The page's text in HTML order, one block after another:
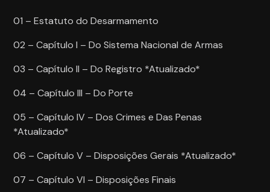
01 – Estatuto do Desarmamento
02 – Capítulo I – Do Sistema Nacional de Armas
03 – Capítulo II – Do Registro *Atualizado*
04 – Capítulo III – Do Porte
05 – Capítulo IV – Dos Crimes e Das Penas
*Atualizado*
06 – Capítulo V – Disposições Gerais *Atualizado*
07 – Capítulo VI – Disposições Finais